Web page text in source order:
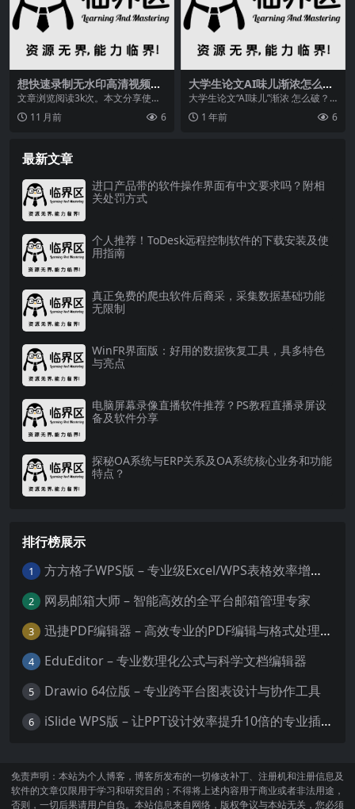
想快速录制无水印高清视频？
这些技巧和软件分享给你
文章浏览阅读3k次。本文分享使用
超级捕快录制高清无水印视频的方
法，包括选择视频格...
11 月前 6
大学生论文AI味儿渐浓怎么
破？高校纷纷为AI工具使用立
规矩
大学生论文“AI味儿”渐浓 怎么破？
高校纷纷为AI工具使用“立规矩”最
近，Dee...
1 年前 6
最新文章
进口产品带的软件操作界面有中文要求吗？附相
关处罚方式
个人推荐！ToDesk远程控制软件的下载安装及使
用指南
真正免费的爬虫软件后裔采，采集数据基础功能
无限制
WinFR界面版：好用的数据恢复工具，具多特色
与亮点
电脑屏幕录像直播软件推荐？PS教程直播录屏设
备及软件分享
探秘OA系统与ERP关系及OA系统核心业务和功能
特点？
排行榜展示
1 方方格子WPS版 – 专业级Excel/WPS表格效率增强插件
2 网易邮箱大师 – 智能高效的全平台邮箱管理专家
3 迅捷PDF编辑器 – 高效专业的PDF编辑与格式处理工具
4 EduEditor – 专业数理化公式与科学文档编辑器
5 Drawio 64位版 – 专业跨平台图表设计与协作工具
6 iSlide WPS版 – 让PPT设计效率提升10倍的专业插件
免责声明：本站为个人博客，博客所发布的一切修改补丁、注册机和注册信息及
软件的文章仅限用于学习和研究目的；不得将上述内容用于商业或者非法用途，
否则，一切后果请用户自负。本站信息来自网络，版权争议与本站无关，您必须